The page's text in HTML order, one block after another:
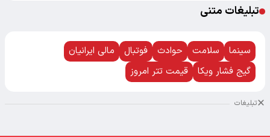
تبلیغات متنی
سینما سلامت حوادث فوتبال
مالی ایرانیان
گیج فشار ویکا
قیمت تتر امروز
تبلیغات